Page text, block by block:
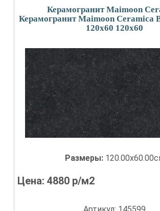
Керамогранит Maimoon
Керамогранит Maimoon Ceramica
120x60 120x60
Размеры:
Цена:4880 р/м2